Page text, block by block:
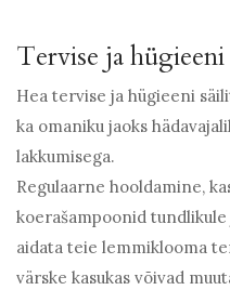
Tervise ja
Hea tervise ja hügieeni
ka omaniku jaoks
lakkumisega.
Regulaarne hooldamine,
koerašampoonid tundlikule
aidata teie lemmiklooma
värske kasukas võivad